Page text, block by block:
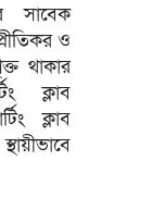
সাবেক
ও
থাকার
ক্লাব
ক্লাব